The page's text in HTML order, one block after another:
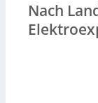
Nach